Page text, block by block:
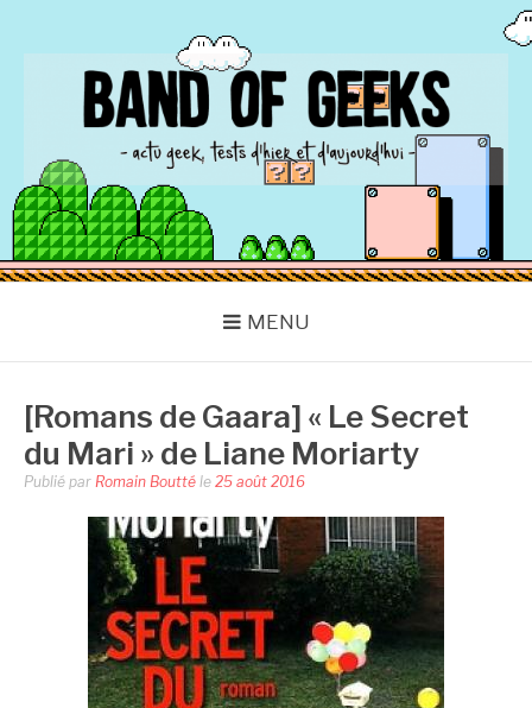
BAND OF GEEKS
Actu Geek d'hier et d'aujourd'hui
MENU
[Romans de Gaara] « Le Secret
du Mari » de Liane Moriarty
Publié par Romain Boutté le 25 août 2016